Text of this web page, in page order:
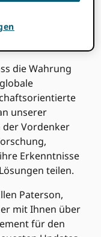
die Wahrung
unserer
der Vordenker
Erkenntnisse
teilen.
Paterson,
mit Ihnen über
für den